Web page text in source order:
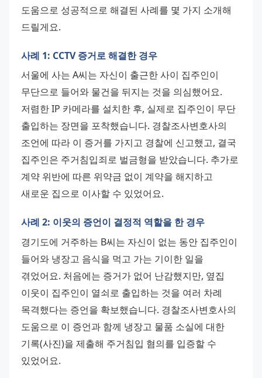
도움으로 성공적으로 해결된 사례를 몇 가지 소개해
드릴게요.
사례 1: CCTV 증거로 해결한 경우
서울에 사는 A씨는 자신이 출근한 사이 집주인이
무단으로 들어와 물건을 뒤지는 것을 의심했어요.
저렴한 IP 카메라를 설치한 후, 실제로 집주인이 무단
출입하는 장면을 포착했습니다. 경찰조사변호사의
조언에 따라 이 증거를 가지고 경찰에 신고했고, 결국
집주인은 주거침입죄로 벌금형을 받았습니다. 추가로
계약 위반에 따른 위약금 없이 계약을 해지하고
새로운 집으로 이사할 수 있었어요.
사례 2: 이웃의 증언이 결정적 역할을 한 경우
경기도에 거주하는 B씨는 자신이 없는 동안 집주인이
들어와 냉장고 음식을 먹고 가는 기이한 일을
겪었어요. 처음에는 증거가 없어 난감했지만, 옆집
이웃이 집주인이 열쇠로 출입하는 것을 여러 차례
목격했다는 증언을 확보했습니다. 경찰조사변호사의
도움으로 이 증언과 함께 냉장고 물품 소실에 대한
기록(사진)을 제출해 주거침입 혐의를 입증할 수
있었어요.